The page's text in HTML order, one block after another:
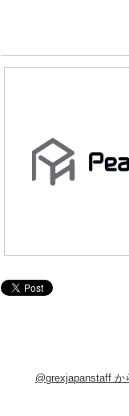
@grexjapanstaff か